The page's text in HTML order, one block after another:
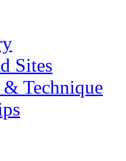
Sites
Technique